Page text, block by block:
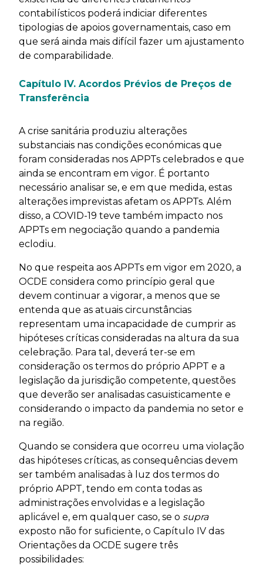
contabilísticos poderá indiciar diferentes
tipologias de apoios governamentais, caso em
que será ainda mais difícil fazer um ajustamento
de comparabilidade.
Capítulo IV. Acordos Prévios de Preços de
Transferência
A crise sanitária produziu alterações
substanciais nas condições económicas que
foram consideradas nos APPTs celebrados e que
ainda se encontram em vigor. É portanto
necessário analisar se, e em que medida, estas
alterações imprevistas afetam os APPTs. Além
disso, a COVID-19 teve também impacto nos
APPTs em negociação quando a pandemia
eclodiu.
No que respeita aos APPTs em vigor em 2020, a
OCDE considera como princípio geral que
devem continuar a vigorar, a menos que se
entenda que as atuais circunstâncias
representam uma incapacidade de cumprir as
hipóteses críticas consideradas na altura da sua
celebração. Para tal, deverá ter-se em
consideração os termos do próprio APPT e a
legislação da jurisdição competente, questões
que deverão ser analisadas casuisticamente e
considerando o impacto da pandemia no setor e
na região.
Quando se considera que ocorreu uma violação
das hipóteses críticas, as consequências devem
ser também analisadas à luz dos termos do
próprio APPT, tendo em conta todas as
administrações envolvidas e a legislação
aplicável e, em qualquer caso, se o supra
exposto não for suficiente, o Capítulo IV das
Orientações da OCDE sugere três
possibilidades: